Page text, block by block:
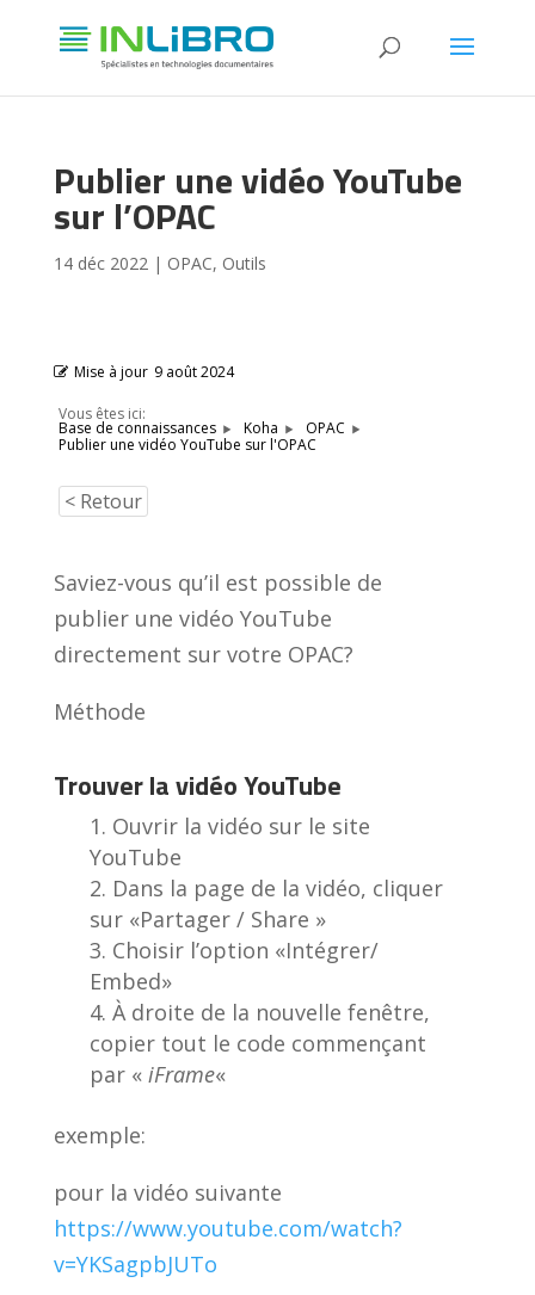
Publier une vidéo YouTube
sur l’OPAC
14 déc 2022| OPAC, Outils
Mise à jour 9 août 2024
Vous êtes ici:
Base de connaissances Koha
OPAC
Publier une vidéo YouTube sur l'OPAC
< Retour
Saviez-vous qu’il est possible de
publier une vidéo YouTube
directement sur votre OPAC?
Méthode
Trouver la vidéo YouTube
Ouvrir la vidéo sur le site
YouTube
Dans la page de la vidéo, cliquer
sur «Partager / Share »
Choisir l’option «Intégrer/
Embed»
À droite de la nouvelle fenêtre,
copier tout le code commençant
par « iFrame«
exemple:
pour la vidéo suivante
https://www.youtube.com/watch?
v=YKSagpbJUTo